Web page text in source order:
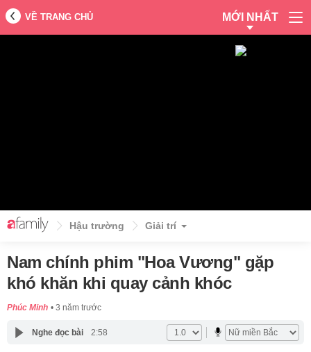
VỀ TRANG CHỦ MỚI NHẤT
Hậu trường Giải trí
Nam chính phim "Hoa Vương" gặp
khó khăn khi quay cảnh khóc
Phúc Minh 3 năm trước
Nghe đọc bài 2:58